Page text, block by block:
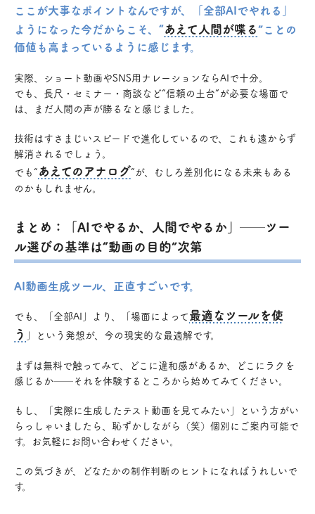
ここが大事なポイントなんですが、「全部AIでやれる」
ようになった今だからこそ、“あえて人間が喋る”ことの
価値も高まっているように感じます。
実際、ショート動画やSNS用ナレーションならAIで十分。
でも、長尺・セミナー・商談など“信頼の土台”が必要な場面で
は、まだ人間の声が勝るなと感じました。
技術はすさまじいスピードで進化しているので、これも遠からず
解消されるでしょう。
でも“あえてのアナログ”が、むしろ差別化になる未来もある
のかもしれません。
まとめ：「AIでやるか、人間でやるか」──ツー
ル選びの基準は“動画の目的”次第
AI動画生成ツール、正直すごいです。
でも、「全部AI」より、「場面によって最適なツールを使
う 」という発想が、今の現実的な最適解です。
まずは無料で触ってみて、どこに違和感があるか、どこにラクを
感じるか──それを体験するところから始めてみてください。
もし、「実際に生成したテスト動画を見てみたい」という方がい
らっしゃいましたら、恥ずかしながら（笑）個別にご案内可能で
す。お気軽にお問い合わせください。
この気づきが、どなたかの制作判断のヒントになればうれしいで
す。